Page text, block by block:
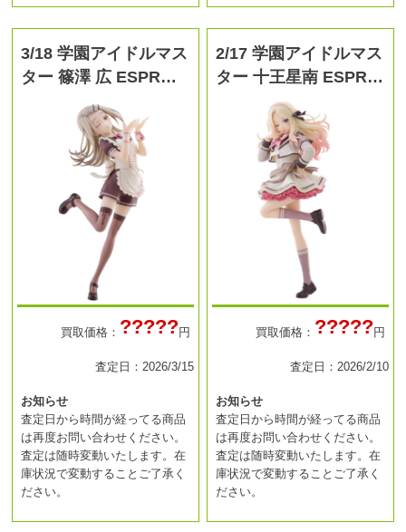
3/18 学園アイドルマス
ター 篠澤 広 ESPR…
買取価格： ?????円
査定日：2026/3/15
お知らせ
査定日から時間が経ってる商品
は再度お問い合わせください。
査定は随時変動いたします。在
庫状況で変動することご了承く
ださい。
2/17 学園アイドルマス
ター 十王星南 ESPR…
買取価格： ?????円
査定日：2026/2/10
お知らせ
査定日から時間が経ってる商品
は再度お問い合わせください。
査定は随時変動いたします。在
庫状況で変動することご了承く
ださい。